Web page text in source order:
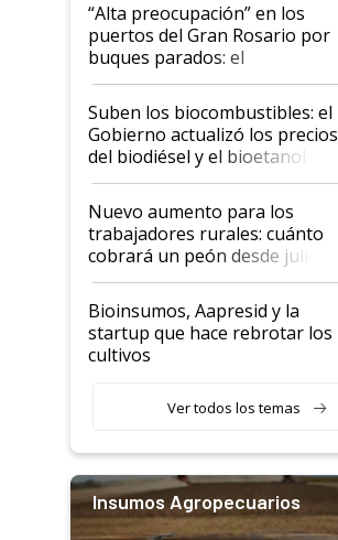
“Alta preocupación” en los
puertos del Gran Rosario por
buques parados: el
funcionamiento de las
exportadoras en tensión tras
la medida de fuerza de los
prácticos
Suben los biocombustibles: el
Gobierno actualizó los precios
del biodiésel y el bioetanol
Nuevo aumento para los
trabajadores rurales: cuánto
cobrará un peón desde julio
Bioinsumos, Aapresid y la
startup que hace rebrotar los
cultivos
Ver todos los temas
Insumos Agropecuarios